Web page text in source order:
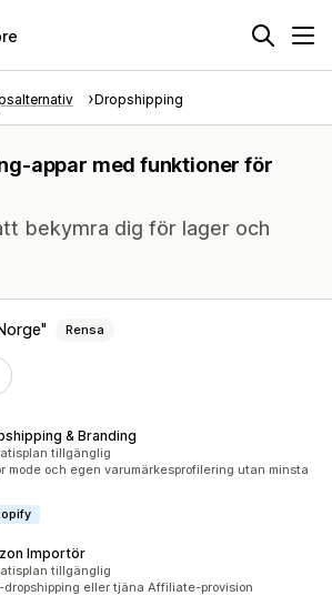
Dropshipping
appar med funktioner för
bekymra dig för lager och
Rensa
& Branding
totalt
tillgänglig
mode och egen varumärkesprofilering utan minsta
Importör
totalt
tillgänglig
dropshipping eller tjäna Affiliate-provision